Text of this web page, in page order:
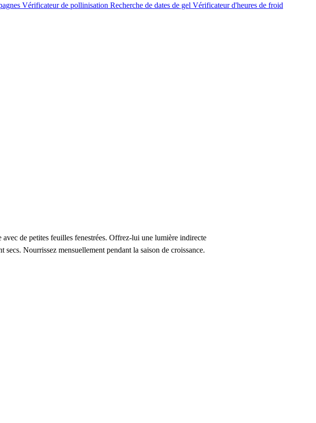
Vérificateur de pollinisation Recherche de dates de gel Vérificateur d'heures de froid
de petites feuilles fenestrées. Offrez-lui une lumière indirecte
Nourrissez mensuellement pendant la saison de croissance.